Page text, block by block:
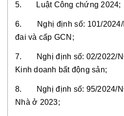
5. Luật Công chứng 2024;
6. Nghị định số: 101/2024/
đai và cấp GCN;
7. Nghị định số: 02/2022/
Kinh doanh bất động sản;
8. Nghị định số: 95/2024/
Nhà ở 2023;